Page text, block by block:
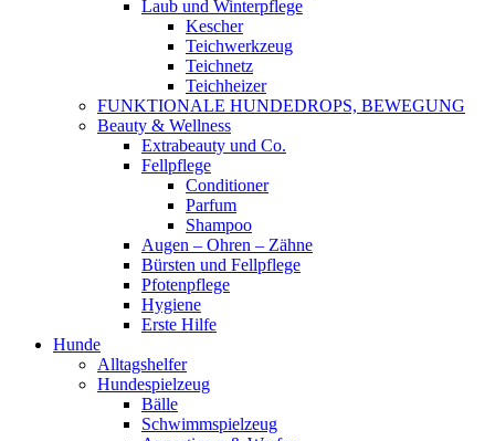
Laub und Winterpflege
Kescher
Teichwerkzeug
Teichnetz
Teichheizer
FUNKTIONALE HUNDEDROPS, BEWEGUNG
Beauty & Wellness
Extrabeauty und Co.
Fellpflege
Conditioner
Parfum
Shampoo
Augen – Ohren – Zähne
Bürsten und Fellpflege
Pfotenpflege
Hygiene
Erste Hilfe
Hunde
Alltagshelfer
Hundespielzeug
Bälle
Schwimmspielzeug